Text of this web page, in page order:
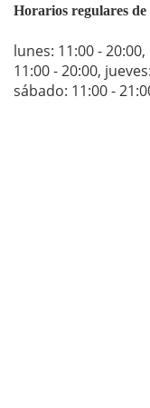
Horarios regulares
lunes: 11:00 - 20:00,
11:00 - 20:00,
sábado: 11:00 -